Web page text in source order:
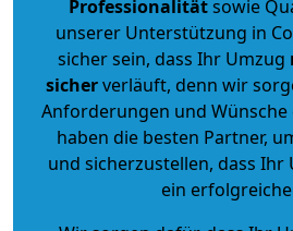
Professionalitätsowie
unserer Unterstützung in
sicher sein, dass Ihr Umzug
sicherverläuft, denn wir
Anforderungen und
haben die besten Partner,
und sicherzustellen, dass Ihr
ein